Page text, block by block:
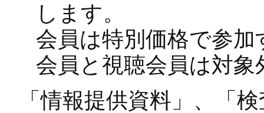
します。
会員は特別価格で参
会員と視聴会員は対
「情報提供資料」、「